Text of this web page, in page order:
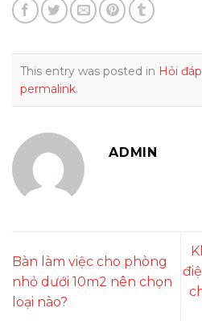
This entry was posted in Hỏi đáp
permalink.
ADMIN
Bàn làm việc cho phòng
nhỏ dưới 10m2 nên chọn
loại nào?